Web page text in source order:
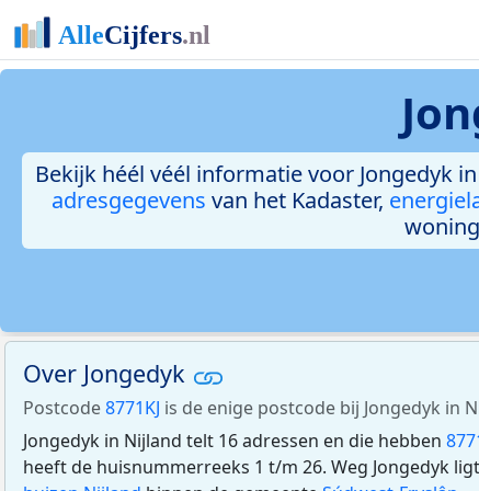
Bekijk héél véél informatie voor Jongedyk
adresgegevens van het Kadaster,
Over Jongedyk
Postcode8771KJ is de enige postcode bij Jongedyk in
Jongedyk in Nijland telt 16 adressen en die hebben
heeft de huisnummerreeks 1 t/m 26. Weg Jongedyk